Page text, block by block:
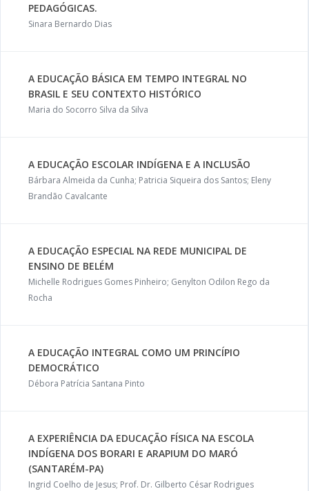
PEDAGÓGICAS.
Sinara Bernardo Dias
A EDUCAÇÃO BÁSICA EM TEMPO INTEGRAL NO
BRASIL E SEU CONTEXTO HISTÓRICO
Maria do Socorro Silva da Silva
A EDUCAÇÃO ESCOLAR INDÍGENA E A INCLUSÃO
Bárbara Almeida da Cunha; Patricia Siqueira dos Santos; Eleny
Brandão Cavalcante
A EDUCAÇÃO ESPECIAL NA REDE MUNICIPAL DE
ENSINO DE BELÉM
Michelle Rodrigues Gomes Pinheiro; Genylton Odilon Rego da
Rocha
A EDUCAÇÃO INTEGRAL COMO UM PRINCÍPIO
DEMOCRÁTICO
Débora Patrícia Santana Pinto
A EXPERIÊNCIA DA EDUCAÇÃO FÍSICA NA ESCOLA
INDÍGENA DOS BORARI E ARAPIUM DO MARÓ
(SANTARÉM-PA)
Ingrid Coelho de Jesus; Prof. Dr. Gilberto César Rodrigues